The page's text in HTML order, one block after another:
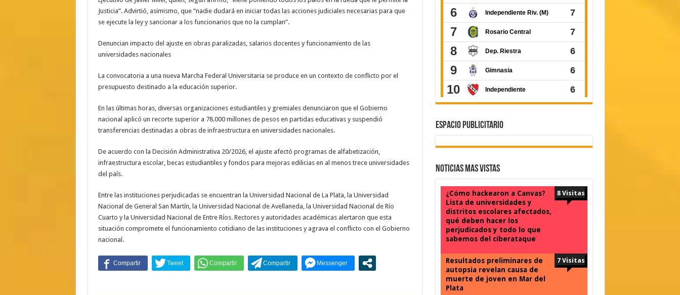
Justicia”. Advirtió, asimismo, que “nadie dudará en iniciar todas las acciones judiciales necesarias para que
se ejecute la ley y sancionar a los funcionarios que no la cumplan”.
Denuncian impacto del ajuste en obras paralizadas, salarios docentes y funcionamiento de las
universidades nacionales
La convocatoria a una nueva Marcha Federal Universitaria se produce en un contexto de conflicto por el
presupuesto destinado a la educación superior.
En las últimas horas, diversas organizaciones estudiantiles y gremiales denunciaron que el Gobierno
nacional aplicó un recorte superior a 78.000 millones de pesos en partidas educativas y suspendió
transferencias destinadas a obras de infraestructura en universidades nacionales.
De acuerdo con la Decisión Administrativa 20/2026, el ajuste afectó programas de alfabetización,
infraestructura escolar, becas estudiantiles y fondos para mejoras edilicias en al menos trece universidades
del país.
Entre las instituciones perjudicadas se encuentran la Universidad Nacional de La Plata, la Universidad
Nacional de General San Martín, la Universidad Nacional de Avellaneda, la Universidad Nacional de Río
Cuarto y la Universidad Nacional de Entre Ríos. Rectores y autoridades académicas alertaron que esta
situación compromete el funcionamiento cotidiano de las instituciones y agrava el conflicto con el Gobierno
nacional.
ESPACIO PUBLICITARIO
Noticias Mas Vistas
¿Cómo hackearon a Canvas?
Lista de universidades y
distritos escolares afectados,
qué deben hacer los
perjudicados y todo lo que
sabemos del ciberataque
8 Visitas
Resultados preliminares de
autopsia revelan causa de
muerte de joven en Mar del
Plata
7 Visitas